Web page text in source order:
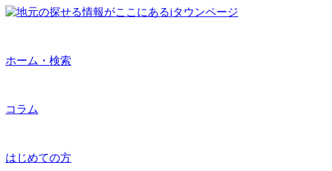
ホーム・検索
コラム
はじめての方